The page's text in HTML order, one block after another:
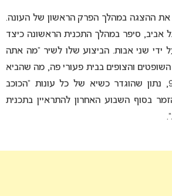
ההצגה במהלך הפרק הראשון של העונה.
בן 16 מתל אביב, סיפר במהלך התכנית הראשונה כיצד
ידי שני אבות. הביצוע שלו לשיר “מה אתה
והצופים בבית פעורי פה, מה שהביא
לזמר לא פחות מ-97%, נתון שהוגדר כשיא של כל עונות “הכוכב
בסוף השבוע האחרון להתראיין בתכנית